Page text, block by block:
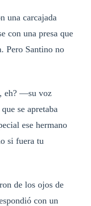
una carcajada
con una presa que
Pero Santino no
eh? —su voz
se apretaba
ese hermano
si fuera tu
de los ojos de
con un